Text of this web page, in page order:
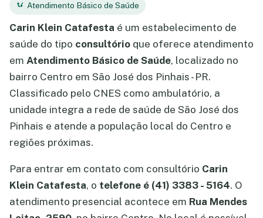
Atendimento Básico de Saúde
Carin Klein Catafesta é um estabelecimento de
saúde do tipo consultório que oferece atendimento
em Atendimento Básico de Saúde, localizado no
bairro Centro em São José dos Pinhais - PR.
Classificado pelo CNES como ambulatório, a
unidade integra a rede de saúde de São José dos
Pinhais e atende a população local do Centro e
regiões próximas.
Para entrar em contato com consultório Carin
Klein Catafesta, o telefone é (41) 3383 - 5164. O
atendimento presencial acontece em Rua Mendes